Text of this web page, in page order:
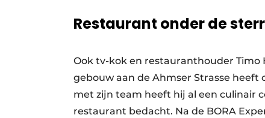
Restaurant onder de
Ook tv-kok en restauranthouder
gebouw aan de Ahmser Strasse
met zijn team heeft hij al een culinair
restaurant bedacht. Na de BORA